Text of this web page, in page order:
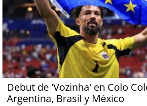
Debut de 'Vozinha' en Colo
Argentina, Brasil y México